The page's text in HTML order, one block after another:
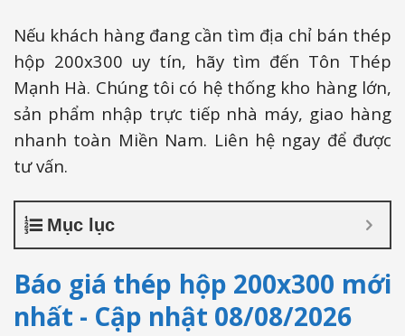
Nếu khách hàng đang cần tìm địa chỉ bán thép
hộp 200x300 uy tín, hãy tìm đến Tôn Thép
Mạnh Hà. Chúng tôi có hệ thống kho hàng lớn,
sản phẩm nhập trực tiếp nhà máy, giao hàng
nhanh toàn Miền Nam. Liên hệ ngay để được
tư vấn.
Mục lục
Báo giá thép hộp 200x300 mới
nhất - Cập nhật 08/08/2026